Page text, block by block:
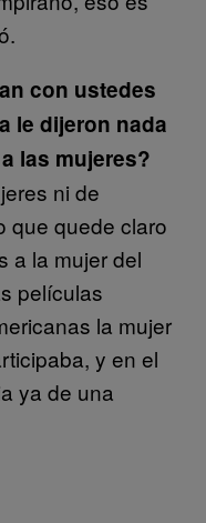
con ustedes
le dijeron nada
las mujeres?
ni de
que quede claro
a la mujer del
películas
la mujer
y en el
ya de una